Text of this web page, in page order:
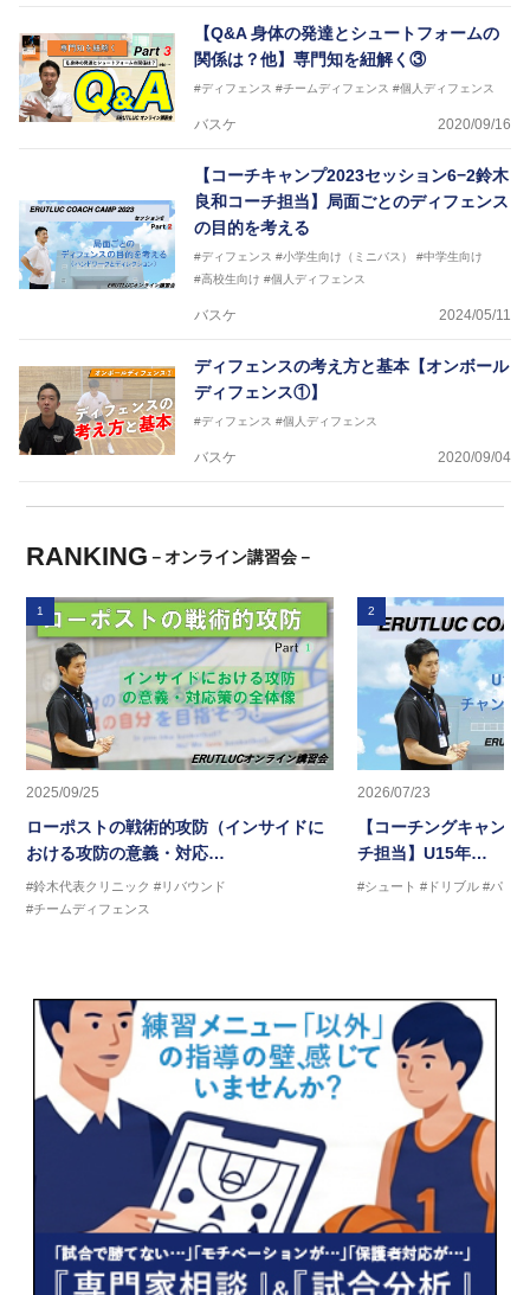
【Q&A 身体の発達とシュートフォームの
関係は？他】専門知を紐解く③
#ディフェンス #チームディフェンス #個人ディフェンス
バスケ 2020/09/16
【コーチキャンプ2023セッション6−2鈴木
良和コーチ担当】局面ごとのディフェンス
の目的を考える
#ディフェンス #小学生向け（ミニバス）
#中学生向け
#高校生向け #個人ディフェンス
バスケ 2024/05/11
ディフェンスの考え方と基本【オンボール
ディフェンス①】
#ディフェンス #個人ディフェンス
バスケ 2020/09/04
RANKING －オンライン講習会－
1
2025/09/25
ローポストの戦術的攻防（インサイドに
おける攻防の意義・対応…
#鈴木代表クリニック #リバウンド
#チームディフェンス
2
2026/07/23
【コーチングキャン
チ担当】U15年…
#シュート #ドリブル #パス